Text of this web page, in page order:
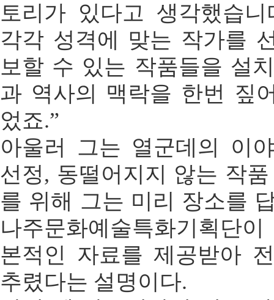
토리가 있다고 생각했습
각각 성격에 맞는 작가를
보할 수 있는 작품들을 설
과 역사의 맥락을 한번 짚
었죠.”
아울러 그는 열군데의 이
선정, 동떨어지지 않는 작
를 위해 그는 미리 장소를
나주문화예술특화기획단
본적인 자료를 제공받아
추렸다는 설명이다.